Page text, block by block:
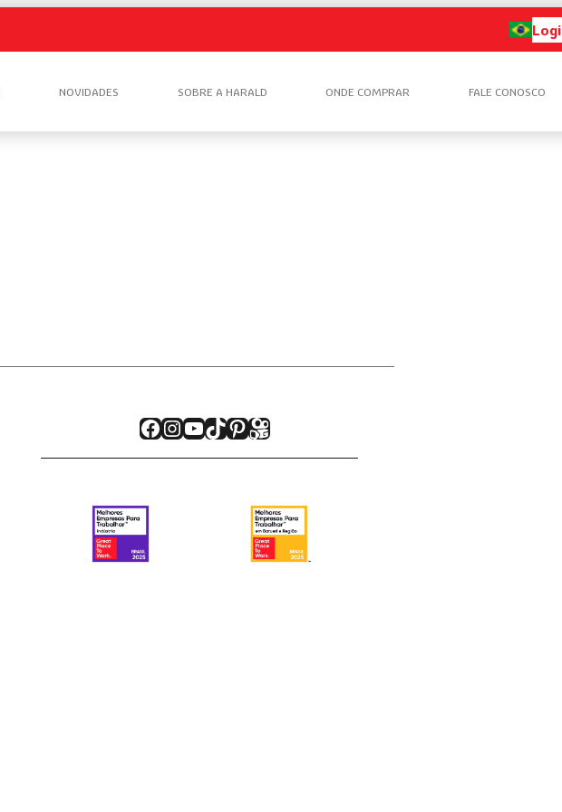
NOVIDADES SOBRE A HARALD ONDE COMPRAR FALE CONOSCO
Facebook
Instagram
Youtube
TikTok
Pinterest
Kwai